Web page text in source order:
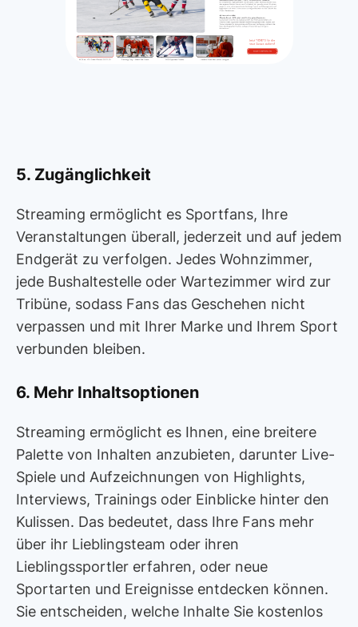
5. Zugänglichkeit
Streaming ermöglicht es Sportfans, Ihre
Veranstaltungen überall, jederzeit und auf jedem
Endgerät zu verfolgen. Jedes Wohnzimmer,
jede Bushaltestelle oder Wartezimmer wird zur
Tribüne, sodass Fans das Geschehen nicht
verpassen und mit Ihrer Marke und Ihrem Sport
verbunden bleiben.
6. Mehr Inhaltsoptionen
Streaming ermöglicht es Ihnen, eine breitere
Palette von Inhalten anzubieten, darunter Live-
Spiele und Aufzeichnungen von Highlights,
Interviews, Trainings oder Einblicke hinter den
Kulissen. Das bedeutet, dass Ihre Fans mehr
über ihr Lieblingsteam oder ihren
Lieblingssportler erfahren, oder neue
Sportarten und Ereignisse entdecken können.
Sie entscheiden, welche Inhalte Sie kostenlos